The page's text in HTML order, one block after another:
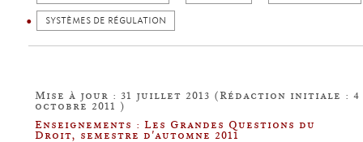
SYSTÈMES DE RÉGULATION
Mise à jour : 31 juillet 2013 (Rédaction initiale : 4
octobre 2011 )
Enseignements : Les Grandes Questions du
Droit, semestre d'automne 2011